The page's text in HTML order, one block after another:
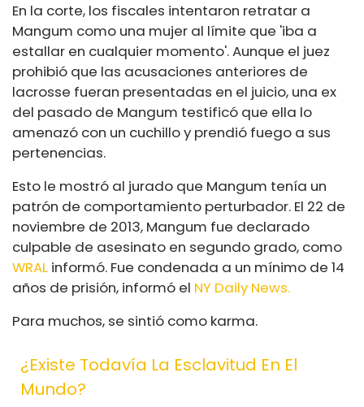
En la corte, los fiscales intentaron retratar a
Mangum como una mujer al límite que 'iba a
estallar en cualquier momento'. Aunque el juez
prohibió que las acusaciones anteriores de
lacrosse fueran presentadas en el juicio, una ex
del pasado de Mangum testificó que ella lo
amenazó con un cuchillo y prendió fuego a sus
pertenencias.
Esto le mostró al jurado que Mangum tenía un
patrón de comportamiento perturbador. El 22 de
noviembre de 2013, Mangum fue declarado
culpable de asesinato en segundo grado, como
WRAL informó. Fue condenada a un mínimo de 14
años de prisión, informó el NY Daily News.
Para muchos, se sintió como karma.
¿Existe Todavía La Esclavitud En El
Mundo?